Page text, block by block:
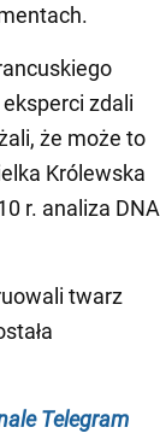
zdali
że może to
Królewska
r. analiza DNA
twarz
Telegram